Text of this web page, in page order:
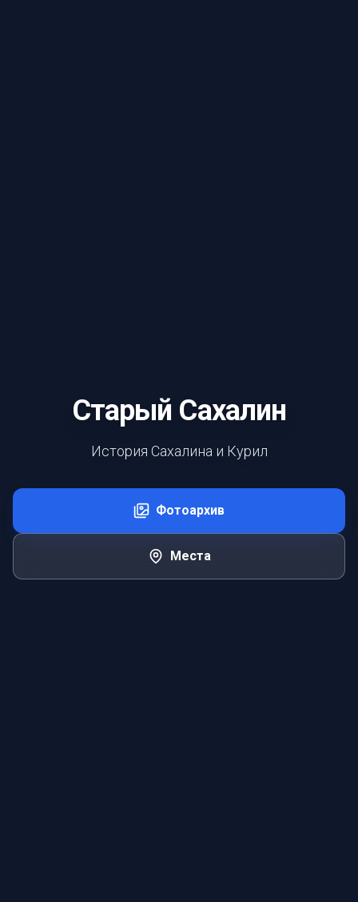
Старый Сахалин
История Сахалина и Курил
Фотоархив
Места